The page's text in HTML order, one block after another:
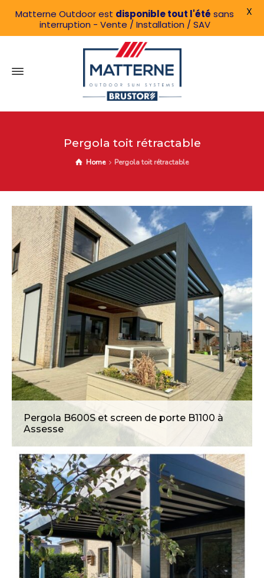
Pergola toit rétractable
Home Pergola toit rétractable
Pergola B600S et screen de porte B1100 à
Assesse
Matterne Outdoor est disponible tout l'été sans
interruption - Vente / Installation / SAV
X